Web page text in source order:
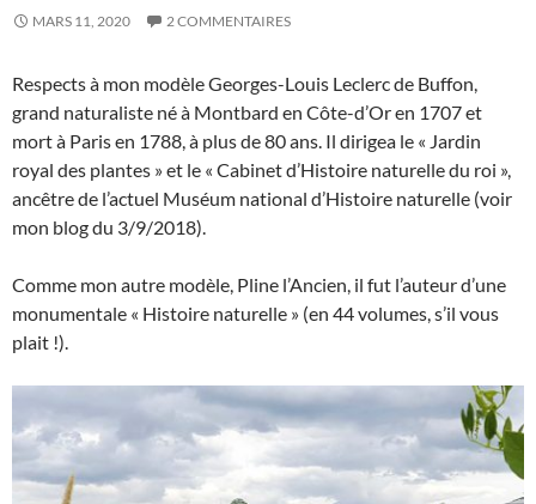
MARS 11, 2020 2 COMMENTAIRES
Respects à mon modèle Georges-Louis Leclerc de Buffon,
grand naturaliste né à Montbard en Côte-d’Or en 1707 et
mort à Paris en 1788, à plus de 80 ans. Il dirigea le « Jardin
royal des plantes » et le « Cabinet d’Histoire naturelle du roi »,
ancêtre de l’actuel Muséum national d’Histoire naturelle (voir
mon blog du 3/9/2018).
Comme mon autre modèle, Pline l’Ancien, il fut l’auteur d’une
monumentale « Histoire naturelle » (en 44 volumes, s’il vous
plait !).